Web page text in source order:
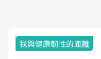
我與健康韌性的距離